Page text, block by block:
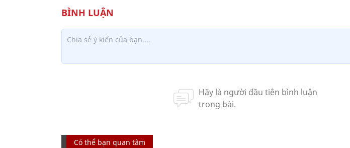
Có thể bạn quan tâm